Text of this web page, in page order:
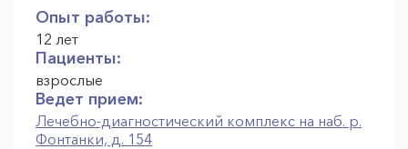
Опыт работы:
12 лет
Пациенты:
взрослые
Ведет прием:
Лечебно-диагностический комплекс на наб. р.
Фонтанки, д. 154